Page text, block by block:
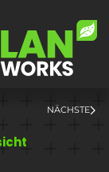
NÄCHSTE